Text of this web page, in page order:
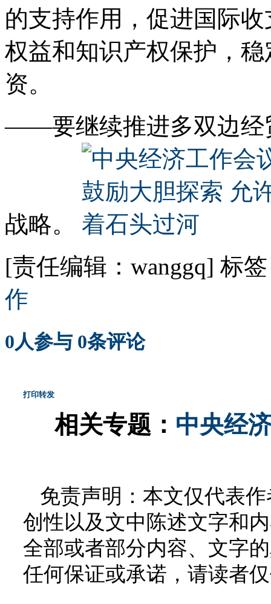
的支持作用，促进国际
权益和知识产权保护，
资。
——要继续推进多双边经
战略。
[责任编辑：wanggq] 标
作
0人参与 0条评论
打印转发
相关专题： 中央经
免责声明：本文仅代表
创性以及文中陈述文字和
全部或者部分内容、文字
任何保证或承诺，请读者